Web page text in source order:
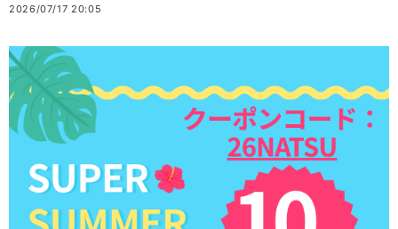
2026/07/17 20:05